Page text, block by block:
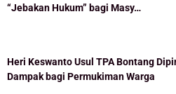
“Jebakan Hukum” bagi Masy…
Heri Keswanto Usul TPA Bontang
Dampak bagi Permukiman Warga